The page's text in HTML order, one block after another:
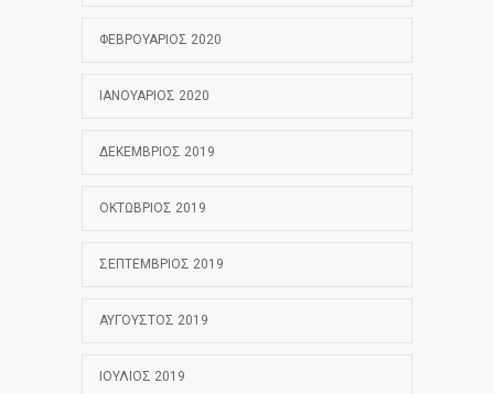
ΦΕΒΡΟΥΆΡΙΟΣ 2020
ΙΑΝΟΥΆΡΙΟΣ 2020
ΔΕΚΈΜΒΡΙΟΣ 2019
ΟΚΤΏΒΡΙΟΣ 2019
ΣΕΠΤΈΜΒΡΙΟΣ 2019
ΑΎΓΟΥΣΤΟΣ 2019
ΙΟΎΛΙΟΣ 2019